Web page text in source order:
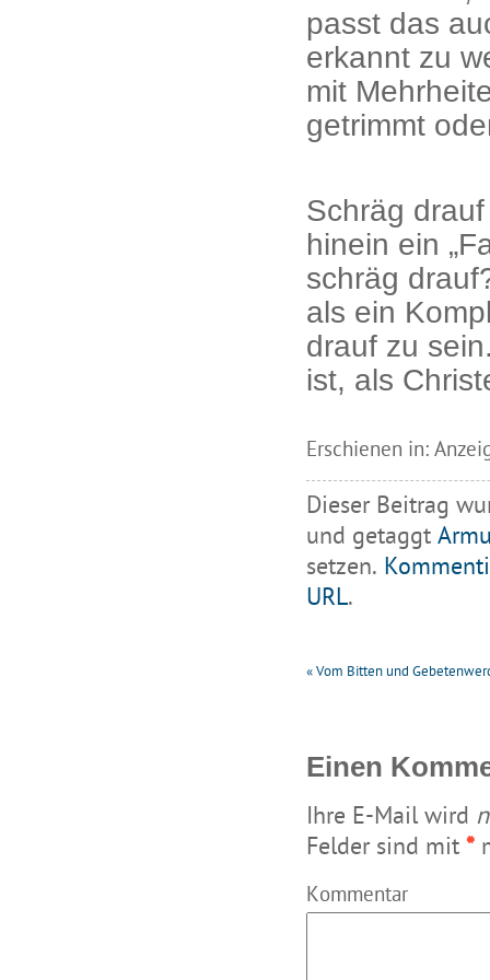
passt das
erkannt zu
mit
getrimmt
Schräg
hinein ein
schräg
als ein
drauf zu
ist, als
Erschienen in:
Dieser Beitrag
und getaggt
setzen.
URL.
«Vom Bitten und
Einen
Ihre E-Mail wird
Felder sind mit *
Kommentar